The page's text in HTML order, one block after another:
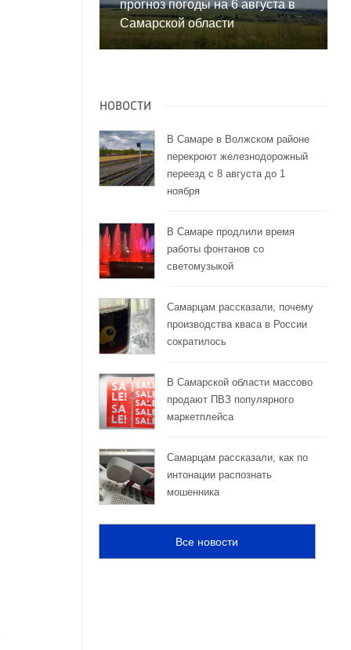
прогноз погоды на 6 августа в
Самарской области
НОВОСТИ
В Самаре в Волжском районе
перекроют железнодорожный
переезд с 8 августа до 1
ноября
В Самаре продлили время
работы фонтанов со
светомузыкой
Самарцам рассказали, почему
производства кваса в России
сократилось
В Самарской области массово
продают ПВЗ популярного
маркетплейса
Самарцам рассказали, как по
интонации распознать
мошенника
Все новости